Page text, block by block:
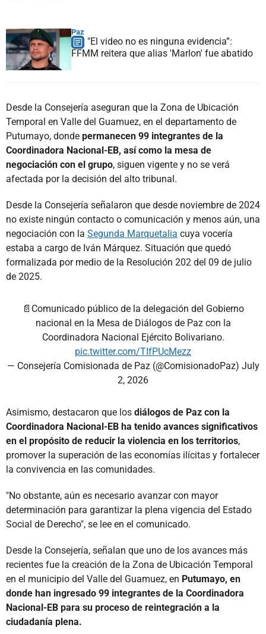
Paz
"El video no es ninguna evidencia”:
FFMM reitera que alias 'Marlon' fue abatido
Desde la Consejería aseguran que la Zona de Ubicación
Temporal en Valle del Guamuez, en el departamento de
Putumayo, donde permanecen 99 integrantes de la
Coordinadora Nacional-EB, así como la mesa de
negociación con el grupo, siguen vigente y no se verá
afectada por la decisión del alto tribunal.
Desde la Consejería señalaron que desde noviembre de 2024
no existe ningún contacto o comunicación y menos aún, una
negociación con la Segunda Marquetalia cuya vocería
estaba a cargo de Iván Márquez. Situación que quedó
formalizada por medio de la Resolución 202 del 09 de julio
de 2025.
📄Comunicado público de la delegación del Gobierno
nacional en la Mesa de Diálogos de Paz con la
Coordinadora Nacional Ejército Bolivariano.
pic.twitter.com/TIfPUcMezz
— Consejería Comisionada de Paz (@ComisionadoPaz) July
2, 2026
Asimismo, destacaron que los diálogos de Paz con la
Coordinadora Nacional-EB ha tenido avances significativos
en el propósito de reducir la violencia en los territorios,
promover la superación de las economías ilícitas y fortalecer
la convivencia en las comunidades.
"No obstante, aún es necesario avanzar con mayor
determinación para garantizar la plena vigencia del Estado
Social de Derecho", se lee en el comunicado.
Desde la Consejería, señalan que uno de los avances más
recientes fue la creación de la Zona de Ubicación Temporal
en el municipio del Valle del Guamuez, en Putumayo, en
donde han ingresado 99 integrantes de la Coordinadora
Nacional-EB para su proceso de reintegración a la
ciudadanía plena.